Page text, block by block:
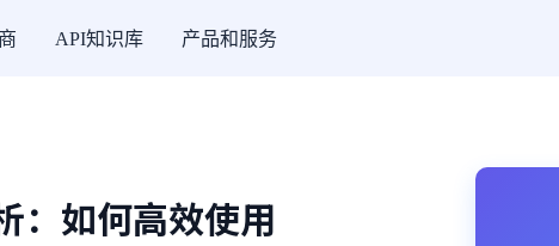
API知识库 产品和服务
：如何高效使用